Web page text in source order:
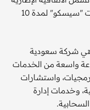
توريد منتجات وخدمات تقنية المعلومات "سيسكو" لمدة 10
هي شركة سعودية
مجموعة واسعة من الخدمات
واستشارات
وخدمات إدارة